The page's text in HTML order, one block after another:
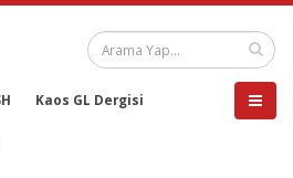
Kaos GL Dergisi